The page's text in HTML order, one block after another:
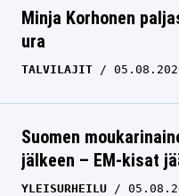
Minja Korhonen
ura
TALVILAJIT
Suomen
jälkeen – EM-kisat
YLEISURHEILU